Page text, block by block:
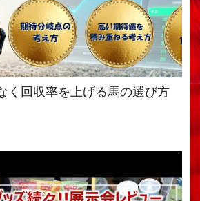
く回収率を上げる馬の選び方